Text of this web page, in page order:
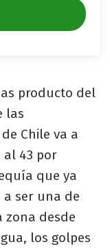
producto del
las
Chile va a
43 por
que ya
a ser una de
zona desde
los golpes